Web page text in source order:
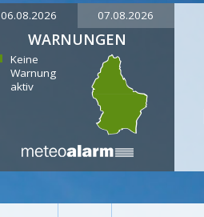
06.08.2026 07.08.2026
WARNUNGEN
Keine
Warnung
aktiv